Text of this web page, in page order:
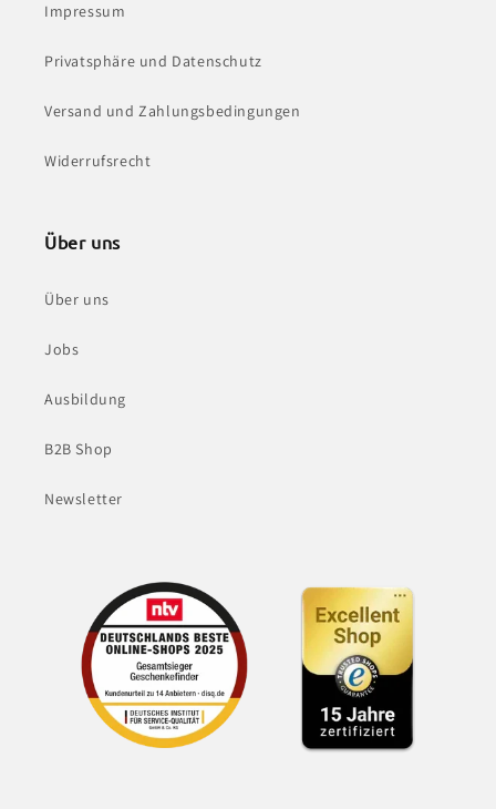
Impressum
Privatsphäre und Datenschutz
Versand und Zahlungsbedingungen
Widerrufsrecht
Über uns
Über uns
Jobs
Ausbildung
B2B Shop
Newsletter